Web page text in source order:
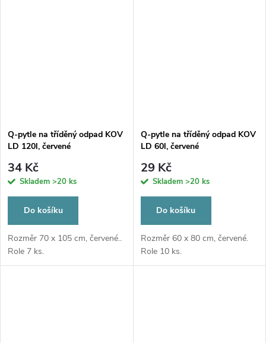
Q-pytle na tříděný odpad KOV
LD 120l, červené
34 Kč
Skladem >20 ks
Do košíku
Rozměr 70 x 105 cm, červené..
Role 7 ks.
Q-pytle na tříděný odpad KOV
LD 60l, červené
29 Kč
Skladem >20 ks
Do košíku
Rozměr 60 x 80 cm, červené.
Role 10 ks.